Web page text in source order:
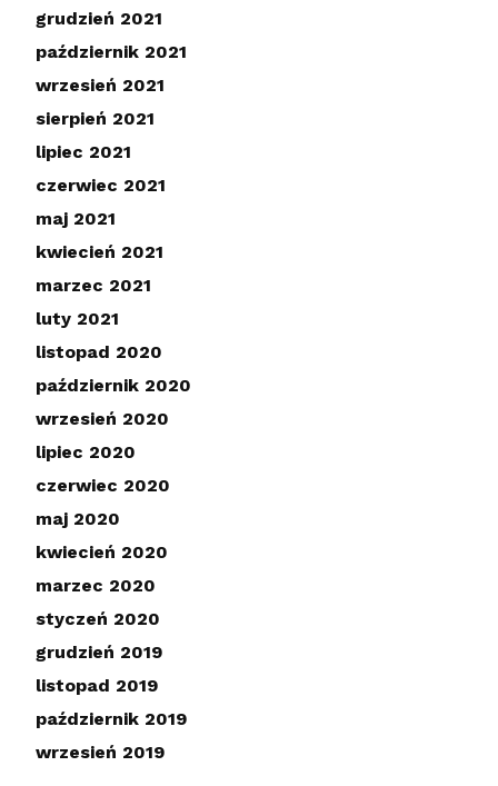
grudzień 2021
październik 2021
wrzesień 2021
sierpień 2021
lipiec 2021
czerwiec 2021
maj 2021
kwiecień 2021
marzec 2021
luty 2021
listopad 2020
październik 2020
wrzesień 2020
lipiec 2020
czerwiec 2020
maj 2020
kwiecień 2020
marzec 2020
styczeń 2020
grudzień 2019
listopad 2019
październik 2019
wrzesień 2019